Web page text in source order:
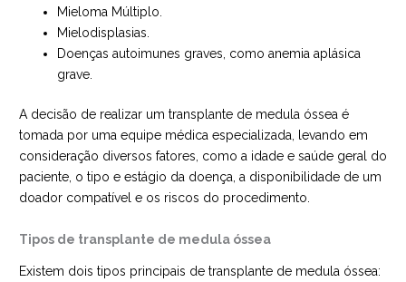
Mieloma Múltiplo.
Mielodisplasias.
Doenças autoimunes graves, como anemia aplásica
grave.
A decisão de realizar um transplante de medula óssea é
tomada por uma equipe médica especializada, levando em
consideração diversos fatores, como a idade e saúde geral do
paciente, o tipo e estágio da doença, a disponibilidade de um
doador compatível e os riscos do procedimento.
Tipos de transplante de medula óssea
Existem dois tipos principais de transplante de medula óssea: